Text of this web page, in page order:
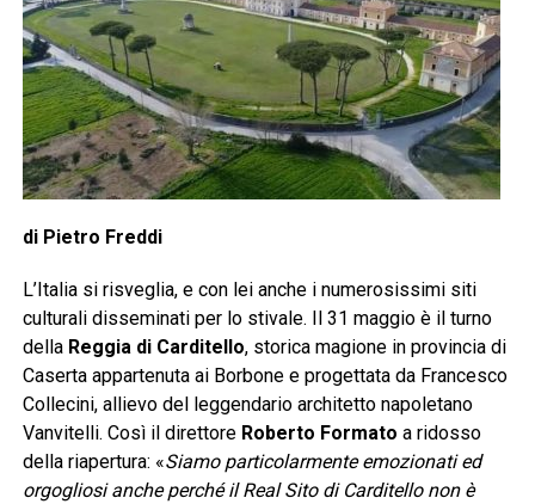
di Pietro Freddi
L’Italia si risveglia, e con lei anche i numerosissimi siti
culturali disseminati per lo stivale. Il 31 maggio è il turno
della Reggia di Carditello, storica magione in provincia di
Caserta appartenuta ai Borbone e progettata da Francesco
Collecini, allievo del leggendario architetto napoletano
Vanvitelli. Così il direttore Roberto Formato a ridosso
della riapertura: «Siamo particolarmente emozionati ed
orgogliosi anche perché il Real Sito di Carditello non è